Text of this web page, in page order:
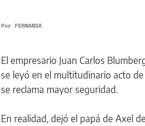
Por FERNANDA
El empresario Juan Carlos
se leyó en el multitudinario acto
se reclama mayor seguridad.
En realidad, dejó el papá de Axel